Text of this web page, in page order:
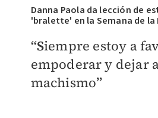
Danna Paola da lección de
'bralette' en la Semana de la
“Siempre estoy a
empoderar y dejar
machismo”